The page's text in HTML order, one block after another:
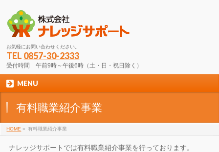
お気軽にお問い合わせください。
TEL 0857-30-2333
受付時間 午前9時～午後6時（土・日・祝日除く）
MENU
有料職業紹介事業
HOME » 有料職業紹介事業
ナレッジサポートでは有料職業紹介事業を行っております。